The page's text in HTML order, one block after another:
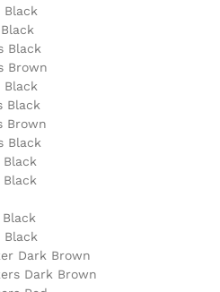
Black
Black
Brown
Black
Black
Brown
Black
Black
Black
Black
Dark Brown
Dark Brown